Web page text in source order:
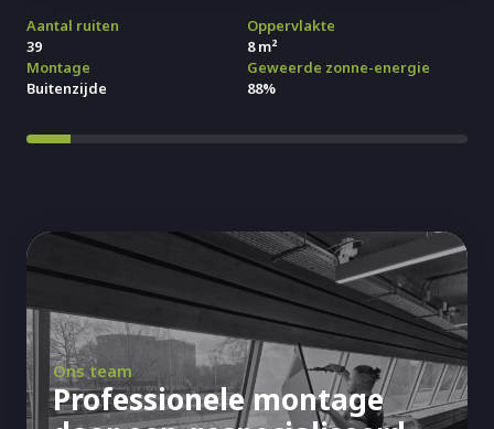
Aantal ruiten
39
Oppervlakte
8 m²
Montage
Buitenzijde
Geweerde zonne-energie
88%
Ons team
Professionele montage